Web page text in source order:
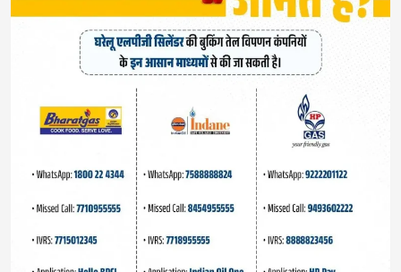
Your email address will not be published.Required
fields are marked*